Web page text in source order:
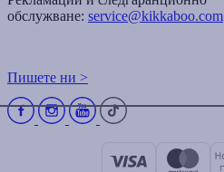
обслужване: service@kikkaboo.com
Пишете ни >